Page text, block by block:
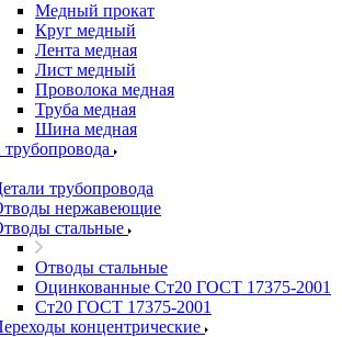
Медный прокат
Круг медный
Лента медная
Лист медный
Проволока медная
Труба медная
Шина медная
трубопровода
трубопровода
нержавеющие
стальные
Отводы стальные
Оцинкованные Ст20 ГОСТ 17375-2001
Ст20 ГОСТ 17375-2001
концентрические